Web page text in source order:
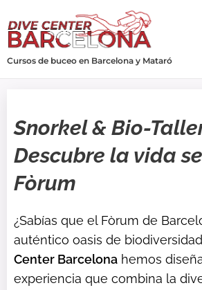
Cursos de buceo en Barcelona y Mataró
Snorkel & Bio-
Descubre la vida
Fòrum
¿Sabías que el Fòrum de
auténtico oasis de
Center Barcelona hemos
experiencia que combina la